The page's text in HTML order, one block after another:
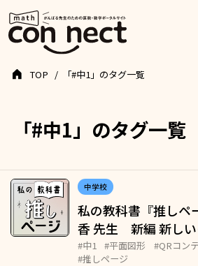
「#中1」のタグ一覧
TOP 「#中1」のタグ一覧
中学校
私の教科書『推し
香 先生 新編 新し
#中1 #平面図形 #QRコン
#推しページ